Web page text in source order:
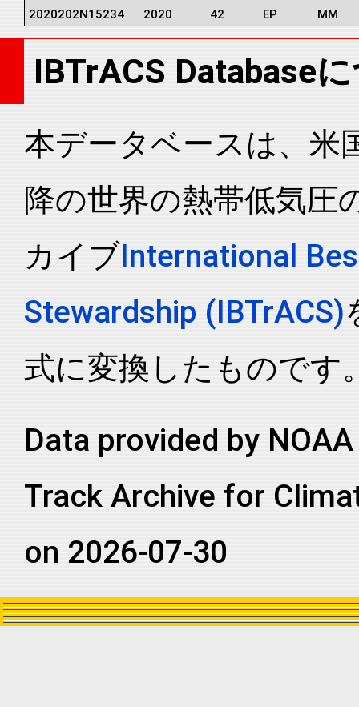
2020202N15234 2020 42 EP MM
2020202N15234 2020 42 EP MM
2020202N15234 2020 42 EP MM
2020202N15234 2020 42 EP MM
2020202N15234 EP MM
2020202N15234 2020 42 EP MM
2020202N15234 2020 42 EP MM
IBTrACS Database
本データベースは、米
降の世界の熱帯低気圧
カイブInternational
Stewardship (IBTrACS)
式に変換したものです
Data provided by
Track Archive for
on 2026-07-30